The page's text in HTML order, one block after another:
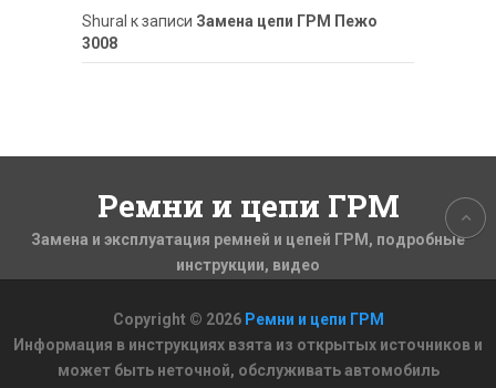
ShuraI к записи Замена цепи ГРМ Пежо
3008
Ремни и цепи ГРМ
Замена и эксплуатация ремней и цепей ГРМ, подробные
инструкции, видео
Copyright © 2026 Ремни и цепи ГРМ
Информация в инструкциях взята из открытых источников и
может быть неточной, обслуживать автомобиль